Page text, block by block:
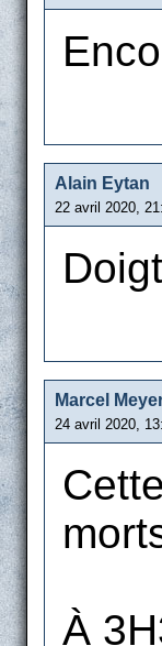
Alain Eytan
22 avril 2020,
Marcel
24 avril 2020,
À